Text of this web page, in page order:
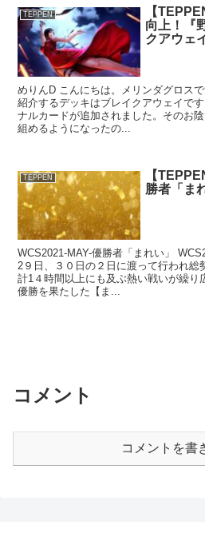
TEPPEN
【
向上！『
クアウェ
めりんD こんにちは。メリンダグロス
紹介するデッキはブレイクアウェイで
ナルカードが追加されました。そのお
組めるようになったの...
TEPPEN
【
勝者「ま
WCS2021-MAY-優勝者「まれい」
2９日、３０日の２日に渡って行われ総
計1４時間以上にも及ぶ熱い戦いが繰り
優勝を果たした【ま...
コメント
コメントを書